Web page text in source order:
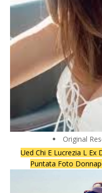
Original
Ued Chi E Lucrezia L
Puntata Foto